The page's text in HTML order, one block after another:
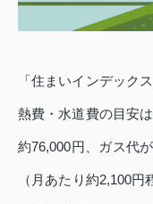
「住まいインデック
熱費・水道費の目安
約76,000円、ガス代
（月あたり約2,100